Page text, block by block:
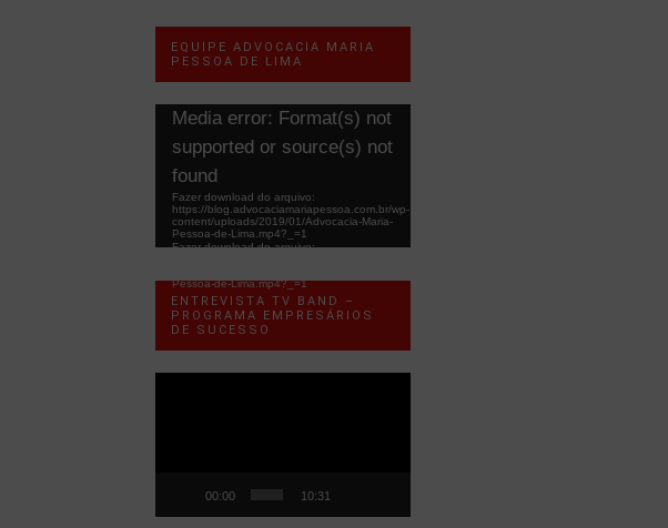
EQUIPE ADVOCACIA MARIA
PESSOA DE LIMA
Tocador
vídeo
Media error: Format(s) not
supported or source(s) not
found
Fazer download do arquivo:
https://blog.advocaciamariapessoa.com.br/wp-
content/uploads/2019/01/Advocacia-Maria-
Pessoa-de-Lima.mp4?_=1
Fazer download do arquivo:
Pessoa-de-Lima.mp4?_=1
ENTREVISTA TV BAND –
PROGRAMA EMPRESÁRIOS
DE SUCESSO
00:00 10:31